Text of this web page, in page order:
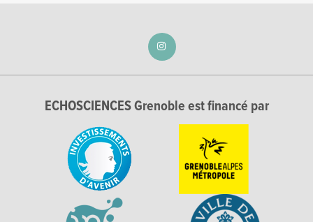
ECHOSCIENCES Grenoble est financé par